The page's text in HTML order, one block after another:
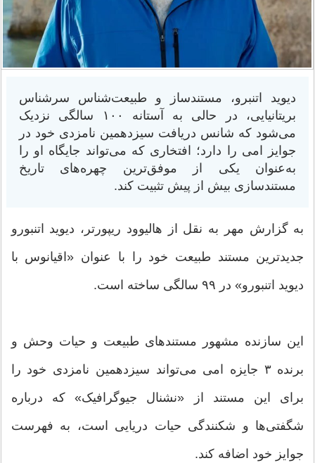
دیوید اتنبرو، مستندساز و طبیعت‌شناس سرشناس
بریتانیایی، در حالی به آستانه ۱۰۰ سالگی نزدیک
می‌شود که شانس دریافت سیزدهمین نامزدی خود در
جوایز امی را دارد؛ افتخاری که می‌تواند جایگاه او را
به‌عنوان یکی از موفق‌ترین چهره‌های تاریخ
مستندسازی بیش از پیش تثبیت کند.
به گزارش مهر به نقل از هالیوود ریپورتر، دیوید اتنبورو
جدیدترین مستند طبیعت خود را با عنوان «اقیانوس با
دیوید اتنبورو» در ۹۹ سالگی ساخته است.
این سازنده مشهور مستندهای طبیعت و حیات وحش و
برنده ۳ جایزه امی می‌تواند سیزدهمین نامزدی خود را
برای این مستند از «نشنال جیوگرافیک» که درباره
شگفتی‌ها و شکنندگی حیات دریایی است، به فهرست
جوایز خود اضافه کند.